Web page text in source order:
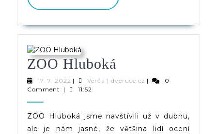
PŘÍSPĚVEK
ZOO Hluboká
Hluboká
17. 7. 2022 17.
7.
| Verča | dveruce.cz Verča
|
0
Comment
| 11:52
ZOO Hluboká jsme navštívili už v dubnu,
ale je nám jasné, že většina lidí ocení